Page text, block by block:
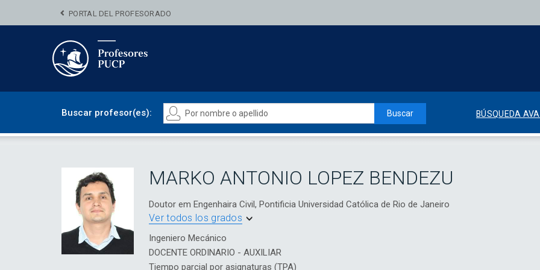
PORTAL DEL PROFESORADO
Buscar profesor(es): Buscar BÚSQUEDA
MARKO ANTONIO LOPEZ BENDEZU
Doutor em Engenhaira Civil, Pontificia Universidad Católica de Rio de Janeiro
Ver todos los grados
Ingeniero Mecánico
DOCENTE ORDINARIO - AUXILIAR
Tiempo parcial por asignaturas (TPA)